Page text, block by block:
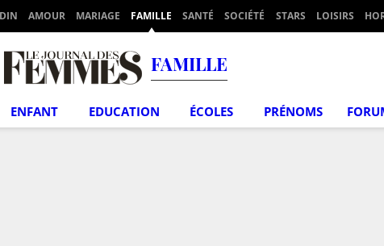
AMOUR MARIAGE FAMILLE SANTÉ SOCIÉTÉ STARS LOISIRS
FAMILLE
ENFANT EDUCATION ÉCOLES PRÉNOMS